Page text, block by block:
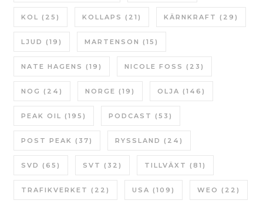
KOL (25) KOLLAPS (21) KÄRNKRAFT (29)
LJUD (19) MARTENSON (15)
NATE HAGENS (19) NICOLE FOSS (23)
NOG (24) NORGE (19) OLJA (146)
PEAK OIL (195) PODCAST (53)
POST PEAK (37) RYSSLAND (24)
SVD (65) SVT (32) TILLVÄXT (81)
TRAFIKVERKET (22) USA (109) WEO (22)